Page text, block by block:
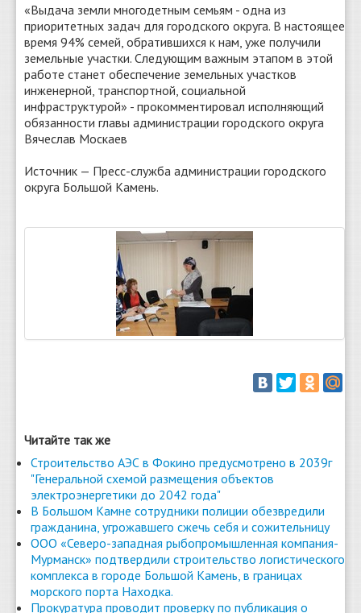
«Выдача земли многодетным семьям - одна из
приоритетных задач для городского округа. В настоящее
время 94% семей, обратившихся к нам, уже получили
земельные участки. Следующим важным этапом в этой
работе станет обеспечение земельных участков
инженерной, транспортной, социальной
инфраструктурой» - прокомментировал исполняющий
обязанности главы администрации городского округа
Вячеслав Москаев
Источник — Пресс-служба администрации городского
округа Большой Камень.
Читайте так же
Строительство АЭС в Фокино предусмотрено в 2039г
"Генеральной схемой размещения объектов
электроэнергетики до 2042 года"
В Большом Камне сотрудники полиции обезвредили
гражданина, угрожавшего сжечь себя и сожительницу
ООО «Северо-западная рыбопромышленная компания-
Мурманск» подтвердили строительство логистического
комплекса в городе Большой Камень, в границах
морского порта Находка.
Прокуратура проводит проверку по публикация о